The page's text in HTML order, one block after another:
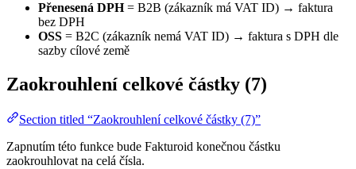
Přenesená DPH= B2B (zákazník má VAT ID) → faktura
bez DPH
OSS = B2C (zákazník nemá VAT ID) → faktura s DPH dle
sazby cílové země
Zaokrouhlení celkové částky (7)
Section titled “Zaokrouhlení celkové částky (7)”
Zapnutím této funkce bude Fakturoid konečnou částku
zaokrouhlovat na celá čísla.